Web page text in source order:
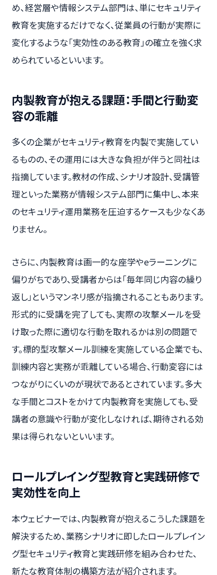
め、経営層や情報システム部門は、単にセキュリティ
教育を実施するだけでなく、従業員の行動が実際に
変化するような「実効性のある教育」の確立を強く求
められているといいます。
内製教育が抱える課題：手間と行動変
容の乖離
多くの企業がセキュリティ教育を内製で実施してい
るものの、その運用には大きな負担が伴うと同社は
指摘しています。教材の作成、シナリオ設計、受講管
理といった業務が情報システム部門に集中し、本来
のセキュリティ運用業務を圧迫するケースも少なくあ
りません。
さらに、内製教育は画一的な座学やeラーニングに
偏りがちであり、受講者からは「毎年同じ内容の繰り
返し」というマンネリ感が指摘されることもあります。
形式的に受講を完了しても、実際の攻撃メールを受
け取った際に適切な行動を取れるかは別の問題で
す。標的型攻撃メール訓練を実施している企業でも、
訓練内容と実務が乖離している場合、行動変容には
つながりにくいのが現状であるとされています。多大
な手間とコストをかけて内製教育を実施しても、受
講者の意識や行動が変化しなければ、期待される効
果は得られないといいます。
ロールプレイング型教育と実践研修で
実効性を向上
本ウェビナーでは、内製教育が抱えるこうした課題を
解決するため、業務シナリオに即したロールプレイン
グ型セキュリティ教育と実践研修を組み合わせた、
新たな教育体制の構築方法が紹介されます。